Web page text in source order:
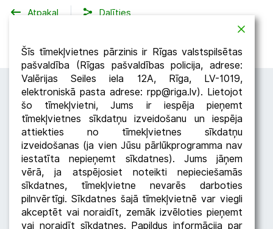
Atpakaļ Dalīties
Seko RPP
Šīs tīmekļvietnes pārzinis ir Rīgas valstspilsētas
pašvaldība (Rīgas pašvaldības policija, adrese:
Valērijas Seiles iela 12A, Rīga, LV-1019,
elektroniskā pasta adrese: rpp@riga.lv). Lietojot
šo tīmekļvietni, Jums ir iespēja pieņemt
tīmekļvietnes sīkdatņu izveidošanu un iespēja
attiekties no tīmekļvietnes sīkdatņu
izveidošanas (ja vien Jūsu pārlūkprogramma nav
iestatīta nepieņemt sīkdatnes). Jums jāņem
vērā, ja atspējosiet noteikti nepieciešamās
sīkdatnes, tīmekļvietne nevarēs darboties
pilnvērtīgi. Sīkdatnes šajā tīmekļvietnē var viegli
akceptēt vai noraidīt, zemāk izvēloties pieņemt
vai noraidīt sīkdatnes. Papildus informācija par